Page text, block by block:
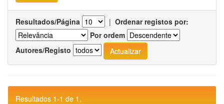
Resultados/Página | Ordenar registos por:
Por ordem
Autores/Registo
Resultados 1-1 de 1.